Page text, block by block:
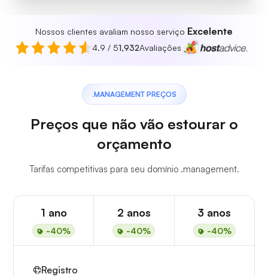
Nossos clientes avaliam nosso serviço Excelente
4.9 / 51,932Avaliações
.MANAGEMENT PREÇOS
Preços que não vão estourar o
orçamento
Tarifas competitivas para seu domínio .management.
1 ano
-40%
2 anos
-40%
3 anos
-40%
Registro